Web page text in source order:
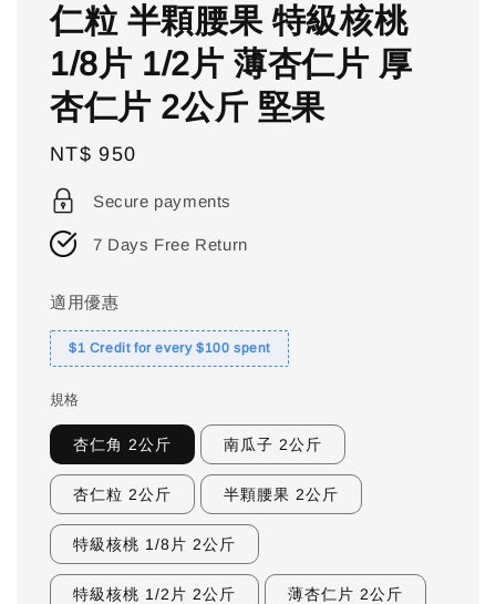
仁粒 半顆腰果 特級核桃
1/8片 1/2片 薄杏仁片 厚
杏仁片 2公斤 堅果
Regular
price
NT$ 950
Secure payments
7 Days Free Return
適用優惠
$1 Credit for every $100 spent
規格
杏仁角 2公斤 南瓜子 2公斤
杏仁粒 2公斤 半顆腰果 2公斤
特級核桃 1/8片 2公斤
特級核桃 1/2片 2公斤 薄杏仁片 2公斤